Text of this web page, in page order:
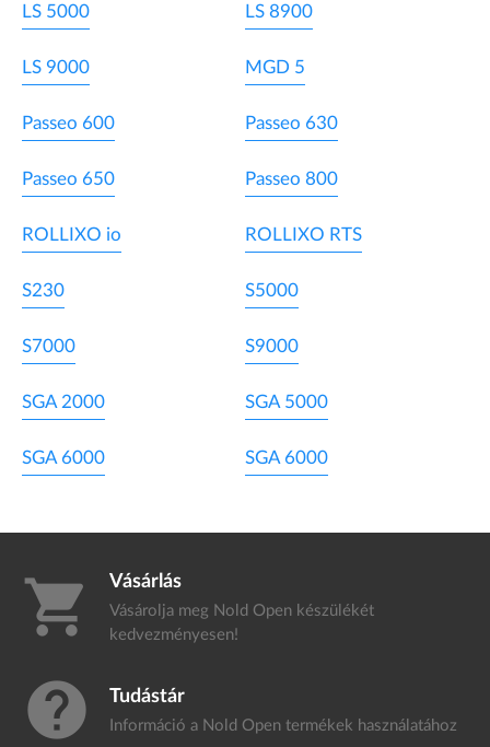
LS 5000 LS 8900
LS 9000 MGD 5
Passeo 600 Passeo 630
Passeo 650 Passeo 800
ROLLIXO io ROLLIXO RTS
S230 S5000
S7000 S9000
SGA 2000 SGA 5000
SGA 6000 SGA 6000
shopping_cart Vásárlás
Vásárolja meg Nold Open készülékét
kedvezményesen!
help Tudástár
Információ a Nold Open termékek használatához